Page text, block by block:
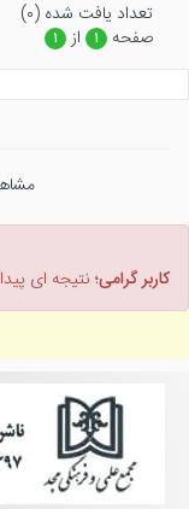
تعداد يافت شده (۰)
صفحه
۱ از ۱
کاربر گرامی؛ نتیجه ای